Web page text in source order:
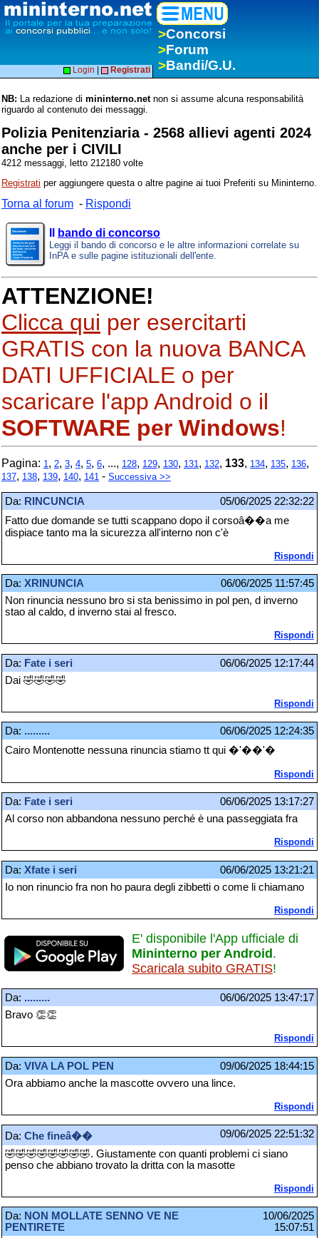
>Concorsi
>Forum
>Bandi/G.U.
Login Registrati
NB: La redazione di mininterno.netnon si assume alcuna responsabilità
riguardo al contenuto dei messaggi.
Polizia Penitenziaria - 2568 allievi agenti 2024
anche per i CIVILI
4212 messaggi, letto 212180 volte
Registrati per aggiungere questa o altre pagine ai tuoi Preferiti su Mininterno.
Torna al forum - Rispondi
bando di concorso
Leggi il bando di concorso e le altre informazioni correlate su
InPA e sulle pagine istituzionali dell'ente.
ATTENZIONE!
Clicca qui per esercitarti
GRATIS con la nuova BANCA
DATI UFFICIALE o per
scaricare l'app Android o il
SOFTWARE per Windows!
Pagina: 1 , 2, 3, 4, 5, 6, ..., 128, 129, 130, 131 , 132, 133, 134, 135, 136,
137, 138, 139, 140, 141 - Successiva >>
Da: RINCUNCIA
05/06/2025 22:32:22
Fatto due domande se tutti scappano dopo il corsoâ��a me
dispiace tanto ma la sicurezza all'interno non c'è
Rispondi
Da: XRINUNCIA
06/06/2025 11:57:45
Non rinuncia nessuno bro si sta benissimo in pol pen, d inverno
stao al caldo, d inverno stai al fresco.
Rispondi
Da: Fate i seri
06/06/2025 12:17:44
Dai 🤣🤣🤣🤣
Rispondi
Da: .........
06/06/2025 12:24:35
Cairo Montenotte nessuna rinuncia stiamo tt qui �'��'�
Rispondi
Da: Fate i seri
06/06/2025 13:17:27
Al corso non abbandona nessuno perché è una passeggiata fra
Rispondi
Da: Xfate i seri
06/06/2025 13:21:21
Io non rinuncio fra non ho paura degli zibbetti o come li chiamano
Rispondi
E' disponibile l'App ufficiale di
Mininterno per Android.
Scaricala subito GRATIS!
Da: .........
06/06/2025 13:47:17
Bravo 👏👏
Rispondi
Da: VIVA LA POL PEN
09/06/2025 18:44:15
Ora abbiamo anche la mascotte ovvero una lince.
Rispondi
Da: Che fineâ��
09/06/2025 22:51:32
🤣🤣🤣🤣🤣🤣🤣🤣. Giustamente con quanti problemi ci siano
penso che abbiano trovato la dritta con la masotte
Rispondi
Da: NON MOLLATE SENNO VE NE
PENTIRETE
10/06/2025
15:07:51